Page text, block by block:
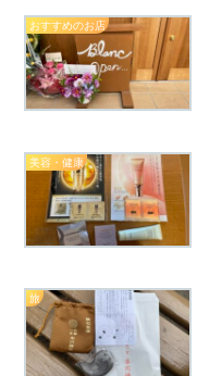
おすすめのお店
美容・健康
旅